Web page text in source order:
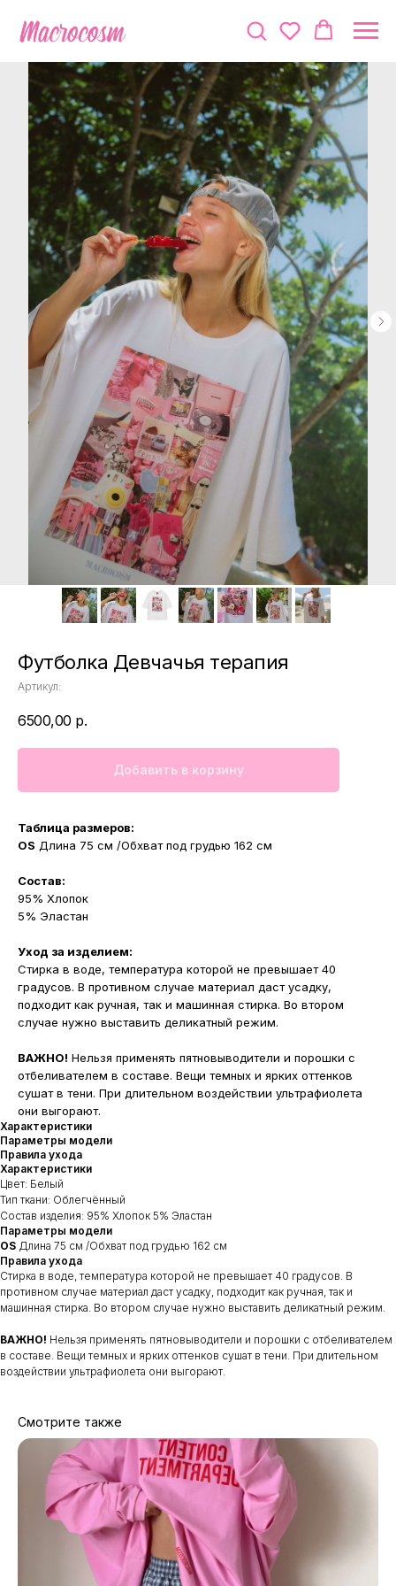
Футболка Девчачья терапия
Артикул:
6500,00 р.
Добавить в корзину
Таблица размеров:
OS Длина 75 см /Обхват под грудью 162 см
Состав:
95% Хлопок
5% Эластан
Уход за изделием:
Стирка в воде, температура которой не превышает 40
градусов. В противном случае материал даст усадку,
подходит как ручная, так и машинная стирка. Во втором
случае нужно выставить деликатный режим.
ВАЖНО! Нельзя применять пятновыводители и порошки с
отбеливателем в составе. Вещи темных и ярких оттенков
сушат в тени. При длительном воздействии ультрафиолета
они выгорают.
Характеристики
Параметры модели
Правила ухода
Характеристики
Цвет: Белый
Тип ткани: Облегчённый
Cостав изделия: 95% Хлопок 5% Эластан
Параметры модели
OS Длина 75 см /Обхват под грудью 162 см
Правила ухода
Стирка в воде, температура которой не превышает 40 градусов. В
противном случае материал даст усадку, подходит как ручная, так и
машинная стирка. Во втором случае нужно выставить деликатный режим.
ВАЖНО! Нельзя применять пятновыводители и порошки с отбеливателем
в составе. Вещи темных и ярких оттенков сушат в тени. При длительном
воздействии ультрафиолета они выгорают.
Смотрите также
МАГАЗИНЫ
Потрогать, примерить,